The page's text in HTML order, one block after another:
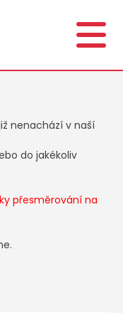
nenachází v naší
do jakékoliv
přesměrování na